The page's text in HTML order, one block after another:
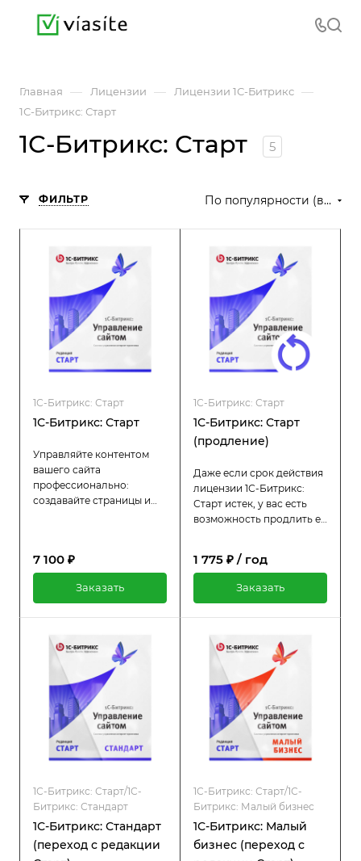
Главная — Лицензии — Лицензии 1С-Битрикс —
1С-Битрикс: Старт
1С-Битрикс: Старт 5
ФИЛЬТР По популярности (возрастание)
1С-Битрикс: Старт
1С-Битрикс: Старт
Управляйте контентом
вашего сайта
профессионально:
создавайте страницы и
доступа к сайту.
7 100 ₽
Заказать
1С-Битрикс: Старт
1С-Битрикс: Старт
(продление)
Даже если срок действия
лицензии 1С-Битрикс:
Старт истек, у вас есть
возможность продлить её
лицензии. Пока лицензия
обновлениями и
технической поддержкой.
1 775 ₽ / год
Заказать
1С-Битрикс: Старт/1С-
Битрикс: Стандарт
1С-Битрикс: Стандарт
(переход с редакции
1С-Битрикс: Старт/1С-
Битрикс: Малый бизнес
1С-Битрикс: Малый
бизнес (переход с